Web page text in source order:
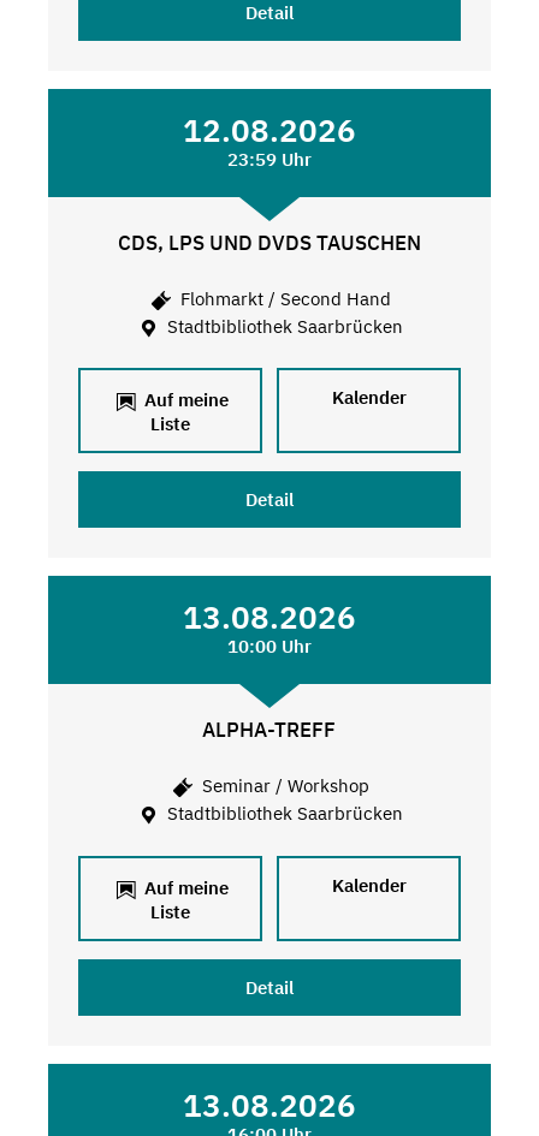
Detail
12.08.2026
23:59 Uhr
CDS, LPS UND DVDS TAUSCHEN
Flohmarkt / Second Hand
Stadtbibliothek Saarbrücken
Auf meine
Liste
Kalender
Detail
13.08.2026
10:00 Uhr
ALPHA-TREFF
Seminar / Workshop
Stadtbibliothek Saarbrücken
Auf meine
Liste
Kalender
Detail
13.08.2026